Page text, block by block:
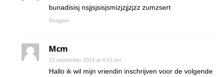
bunadisisj nsjjsjsisjsmizjzjjzjzz zumzsert
Reageer
Mcm
23 september 2015 at 4:03 pm
Hallo ik wil mijn vriendin inschrijven voor de volgende